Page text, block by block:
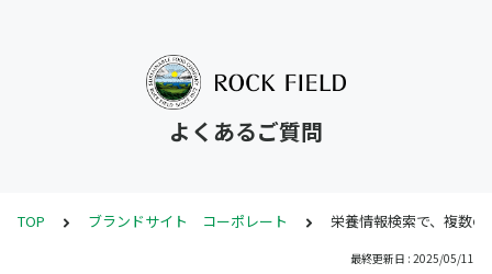
よくあるご質問
TOP ブランドサイト コーポレート 栄養情報検索で、複数
最終更新日 : 2025/05/11